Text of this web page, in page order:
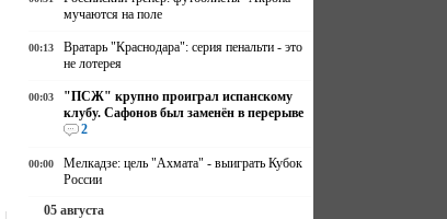
мучаются на поле
00:13
Вратарь "Краснодара": серия пенальти - это
не лотерея
00:03
"ПСЖ" крупно проиграл испанскому
клубу. Сафонов был заменён в перерыве
2
00:00
Мелкадзе: цель "Ахмата" - выиграть Кубок
России
05 августа